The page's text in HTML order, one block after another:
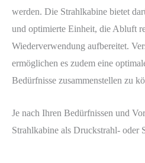
werden. Die Strahlkabine bietet
und optimierte Einheit, die Abluft
Wiederverwendung aufbereitet.
ermöglichen es zudem eine
Bedürfnisse zusammenstellen zu
Je nach Ihren Bedürfnissen und
Strahlkabine als Druckstrahl- oder